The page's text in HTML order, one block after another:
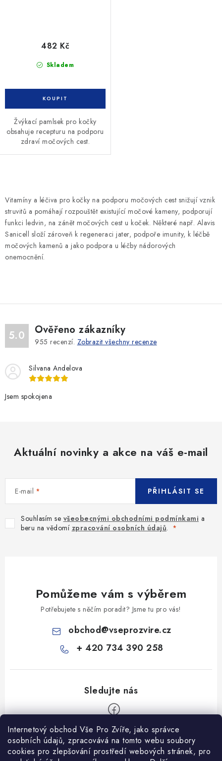
Internetový obchod Vše Pro Zvíře, jako správce
osobních údajů, zpracovává na tomto webu soubory
cookies pro zlepšování prostředí webových stránek, pro
Skladem
482 Kč
Žvýkací pamlsek pro kočky
obsahuje recepturu na podporu
zdraví močových cest.
v
l
á
d
a
c
r
k
y
v
ý
p
i
s
Vitamíny a léčiva pro kočky na podporu močových cest snižují vznik
struvitů a pomáhají rozpouštět existující močové kameny, podporují
funkci ledvin, na zánět močových cest u koček. Některé např. Alavis
Sanicell složí zároveň k regeneraci jater, podpoře imunity, k léčbě
močových kamenů a jako podpora u léčby nádorových
onemocnění.
5.0 Ověřeno zákazníky
955 recenzí. Zobrazit všechny recenze
Silvana Andelova
Jsem spokojena
Aktuální novinky a akce na váš e-mail
E-mail
Souhlasím se všeobecnými obchodními podmínkami a
beru na vědomí zpracování osobních údajů.
PŘIHLÁSIT SE
Pomůžeme vám s výběrem
Potřebujete s něčím poradit? Jsme tu pro vás!
obchod@vseprozvire.cz
+ 420 734 390 258